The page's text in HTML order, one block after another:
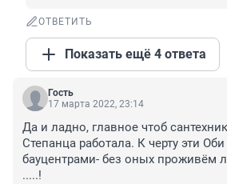
ОТВЕТИТЬ
Показать ещё 4 ответа
Гость
17 марта 2022, 23:14
Да и ладно, главное чтоб
Степанца работала. К черту эти
бауцентрами- без оных проживём
.....!